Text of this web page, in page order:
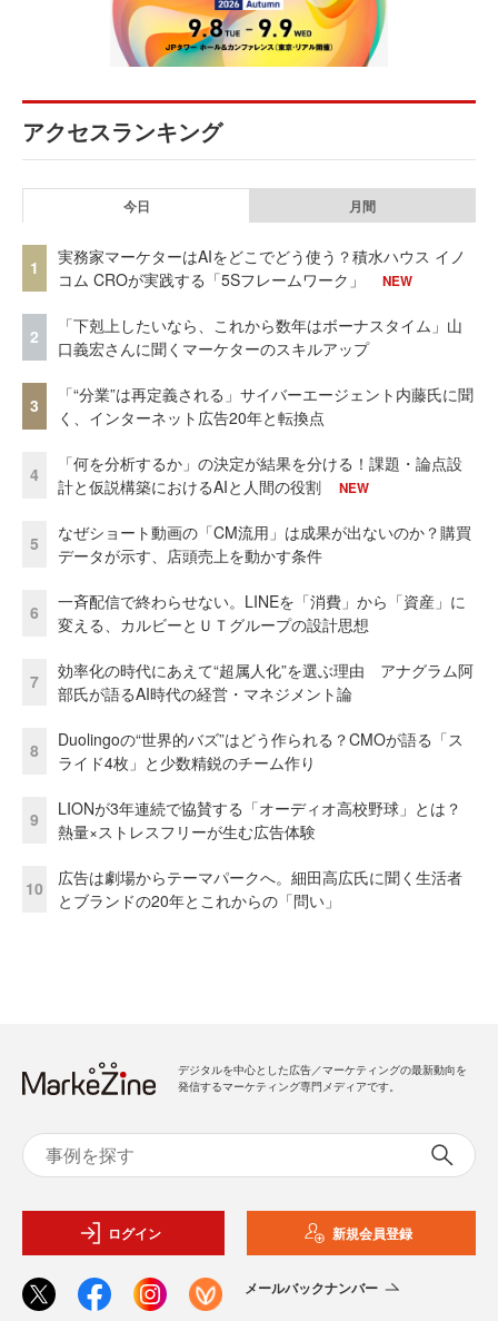
アクセスランキング
今日 月間
1
実務家マーケターはAIをどこでどう使う？積水ハウス イノ
コム CROが実践する「5Sフレームワーク」
NEW
2
「下剋上したいなら、これから数年はボーナスタイム」山
口義宏さんに聞くマーケターのスキルアップ
3
「“分業”は再定義される」サイバーエージェント内藤氏に聞
く、インターネット広告20年と転換点
4
「何を分析するか」の決定が結果を分ける！課題・論点設
計と仮説構築におけるAIと人間の役割
NEW
5
なぜショート動画の「CM流用」は成果が出ないのか？購買
データが示す、店頭売上を動かす条件
6
一斉配信で終わらせない。LINEを「消費」から「資産」に
変える、カルビーとＵＴグループの設計思想
7
効率化の時代にあえて“超属人化”を選ぶ理由 アナグラム阿
部氏が語るAI時代の経営・マネジメント論
8
Duolingoの“世界的バズ”はどう作られる？CMOが語る「ス
ライド4枚」と少数精鋭のチーム作り
9
LIONが3年連続で協賛する「オーディオ高校野球」とは？
熱量×ストレスフリーが生む広告体験
10
広告は劇場からテーマパークへ。細田高広氏に聞く生活者
とブランドの20年とこれからの「問い」
デジタルを中心とした広告／マーケティングの最新動向を
発信するマーケティング専門メディアです。
ログイン 新規会員登録
メールバックナンバー